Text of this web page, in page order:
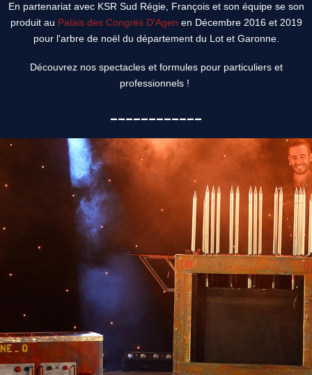
En partenariat avec KSR Sud Régie, François et son équipe se son
produit au Palais des Congrés D'Agen en Décembre 2016 et 2019
pour l'arbre de noël du département du Lot et Garonne.
Découvrez nos spectacles et formules pour particuliers et
professionnels !
____________